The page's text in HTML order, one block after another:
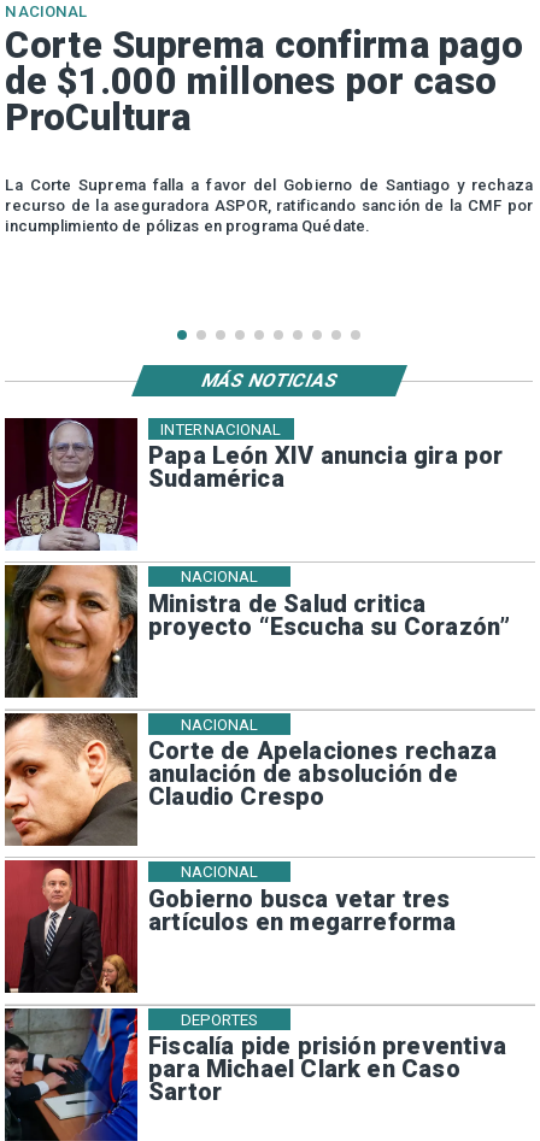
NACIONAL
Corte Suprema confirma pago
de $1.000 millones por caso
ProCultura
La Corte Suprema falla a favor del Gobierno de Santiago y rechaza
recurso de la aseguradora ASPOR, ratificando sanción de la CMF por
incumplimiento de pólizas en programa Quédate.
Papa León XIV anuncia gira por
Sudamérica
INTERNACIONAL
Ministra de Salud critica
proyecto “Escucha su Corazón”
NACIONAL
Corte de Apelaciones rechaza
anulación de absolución de
Claudio Crespo
NACIONAL
Gobierno busca vetar tres
artículos en megarreforma
NACIONAL
Fiscalía pide prisión preventiva
para Michael Clark en Caso
Sartor
DEPORTES
MÁS NOTICIAS